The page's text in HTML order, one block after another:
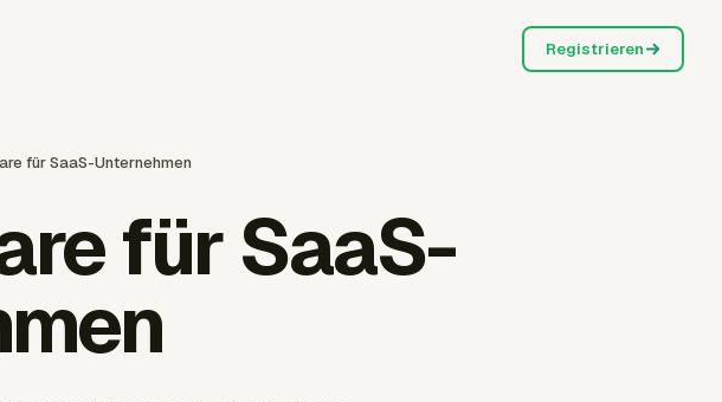
Registrieren
für SaaS-Unternehmen
für SaaS-